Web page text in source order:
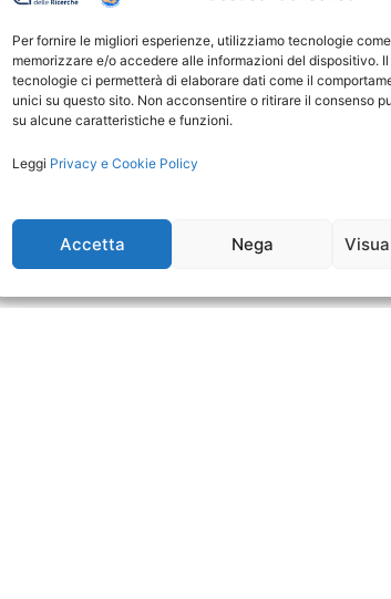
Per fornire le migliori esperienze, utilizziamo tecnologie
memorizzare e/o accedere alle informazioni del dispositivo.
tecnologie ci permetterà di elaborare dati come il
unici su questo sito. Non acconsentire o ritirare il consenso
su alcune caratteristiche e funzioni.
Leggi Privacy e Cookie Policy
Accetta Nega
del Cnr
delle Ricerche (Brp-Cnr) si
nell’edificio “Ex-caserma